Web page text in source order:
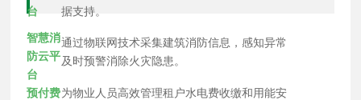
台
据支持。
智慧消
防云平
台
通过物联网技术采集建筑消防信息，感知异常
及时预警消除火灾隐患。
预付费为物业人员高效管理租户水电费收缴和用能安